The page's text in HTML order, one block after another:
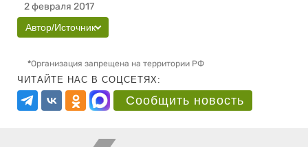
2 февраля 2017
Автор/Источник
*Организация запрещена на территории РФ
ЧИТАЙТЕ НАС В СОЦСЕТЯХ:
Сообщить новость